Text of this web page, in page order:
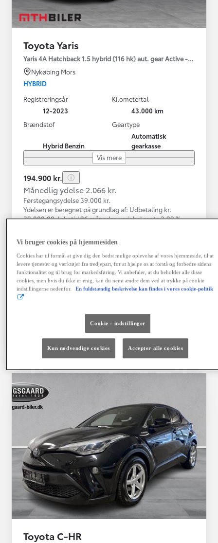
Toyota Yaris
Yaris 4A Hatchback 1.5 hybrid (116 hk) aut. gear Active -
Nykøbing Mors
HYBRID
Registreringsår
12-2023
Kilometertal
43.000 km
Brændstof
Hybrid Benzin
Geartype
Automatisk
gearkasse
Vis mere
194.900 kr.
Månedlig ydelse 2.066 kr.
Førstegangsydelse 39.000 kr.
Ydelsen er beregnet på grundlag af: Udbetaling kr.
39.000,00, løbetid 96 måneder, variabel rente 3,99 %,
42.468,64. I alt tilbagebetales kr. 198.368,64. Positiv
kreditgodkendelse og ingen registrering hos RKI
forudsættes. Kaskoforsikring er obligatorisk. Der er
fortrydelsesret på lånet. Ingen løbende mdl. gebyrer ved
betaling via en automatisk betalingstjeneste. Vi tager
forbehold for fejl, prisændringer og renteforhøjelser.
Kontakt forhandler
Sammenlign Gem
Toyota C-HR
Vi bruger cookies på hjemmesiden
Cookies har til formål at give dig den bedst mulige oplevelse af vores hjemmeside, til at
levere tjenester og værktøjer fra tredjepart, for at hjælpe os at forstå og forbedre sidens
funktionalitet og til brug for markedsføring. Vi anbefaler, at du beholder alle disse
cookies, men hvis du ikke er enig, kan du nemt ændre dem ved at trykke på cookie
indstillingerne nedenfor.
En fuldstændig beskrivelse kan findes i vores cookie-politik
Cookie - indstillinger
Kun nødvendige cookies Accepter alle cookies